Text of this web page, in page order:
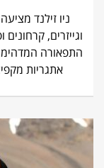
ניו זילנד
וגייזרים,
התפאורה
אתגריות